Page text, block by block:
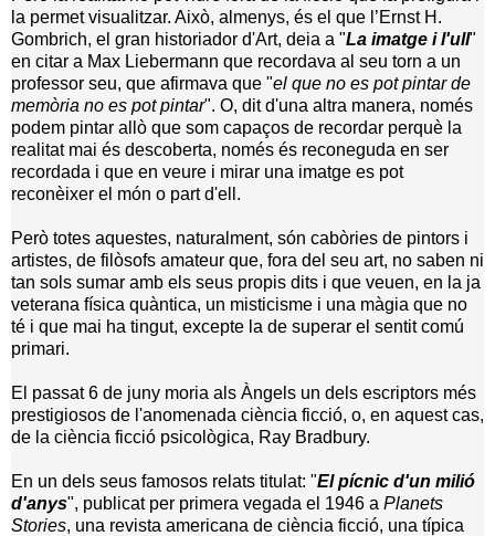
la permet visualitzar. Això, almenys, és el que l’Ernst H.
Gombrich, el gran historiador d'Art, deia a "La imatge i l'ull"
en citar a Max Liebermann que recordava al seu torn a un
professor seu, que afirmava que "el que no es pot pintar de
memòria no es pot pintar". O, dit d'una altra manera, només
podem pintar allò que som capaços de recordar perquè la
realitat mai és descoberta, només és reconeguda en ser
recordada i que en veure i mirar una imatge es pot
reconèixer el món o part d'ell.
Però totes aquestes, naturalment, són cabòries de pintors i
artistes, de filòsofs amateur que, fora del seu art, no saben ni
tan sols sumar amb els seus propis dits i que veuen, en la ja
veterana física quàntica, un misticisme i una màgia que no
té i que mai ha tingut, excepte la de superar el sentit comú
primari.
El passat 6 de juny moria als Àngels un dels escriptors més
prestigiosos de l'anomenada ciència ficció, o, en aquest cas,
de la ciència ficció psicològica, Ray Bradbury.
En un dels seus famosos relats titulat: "El pícnic d'un milió
d'anys", publicat per primera vegada el 1946 a Planets
Stories, una revista americana de ciència ficció, una típica